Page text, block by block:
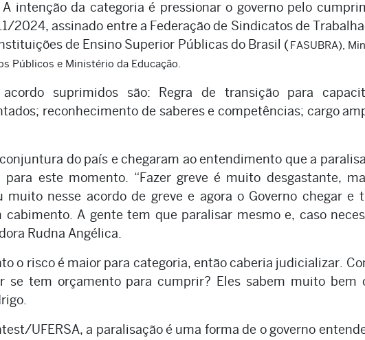
intenção da categoria é pressionar o governo pelo
2024, assinado entre a Federação de Sindicatos de
de Ensino Superior Públicas do Brasil ( FASUBRA),
Públicos e Ministério da Educação.
suprimidos são: Regra de transição para
reconhecimento de saberes e competências; cargo
do país e chegaram ao entendimento que a
este momento. “Fazer greve é muito desgastante,
muito nesse acordo de greve e agora o Governo chegar e
A gente tem que paralisar mesmo e, caso
Rudna Angélica.
o risco é maior para categoria, então caberia judicializar.
se tem orçamento para cumprir? Eles sabem muito bem
UFERSA, a paralisação é uma forma de o governo